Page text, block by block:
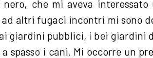
che mi aveva
altri fugaci incontri mi sono
giardini pubblici, i bei giardini
spasso i cani. Mi occorre un